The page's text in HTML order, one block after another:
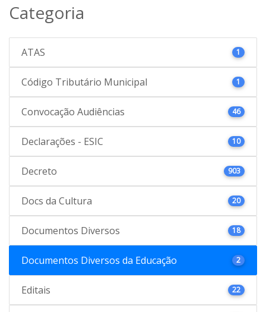
Categoria
ATAS 1
Código Tributário Municipal 1
Convocação Audiências 46
Declarações - ESIC 10
Decreto 903
Docs da Cultura 20
Documentos Diversos 18
Documentos Diversos da Educação 2
Editais 22